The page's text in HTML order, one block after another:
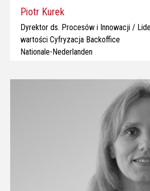
Piotr Kurek
Dyrektor ds. Procesów i Innowacji /
wartości Cyfryzacja Backoffice
Nationale-Nederlanden